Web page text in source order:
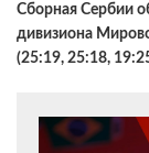
Сборная Сербии
дивизиона
(25:19, 25:18,